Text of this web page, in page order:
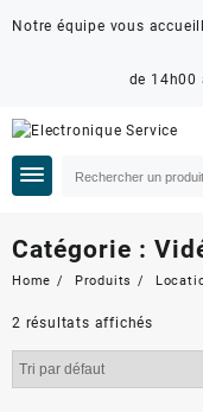
Notre équipe vous
de 14h00
Catégorie :
Home Produits
2 résultats affichés